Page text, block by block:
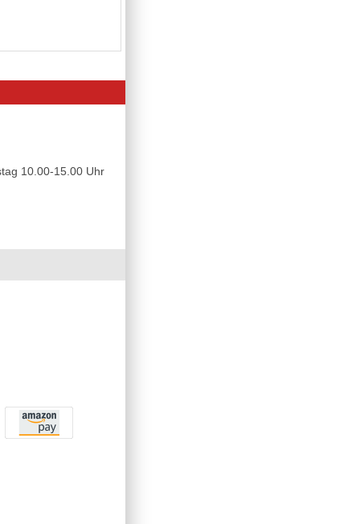
10.00-15.00 Uhr